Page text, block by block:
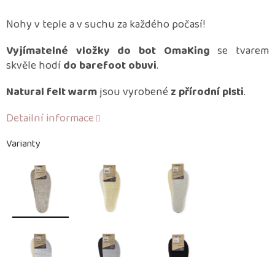
Varianty
Nohy v teple a v suchu za každého počasí!
Vyjímatelné vložky do bot OmaKing se tvarem
skvěle hodído barefoot obuvi.
Natural felt warmjsou vyrobené z přírodní plsti.
Detailní informace